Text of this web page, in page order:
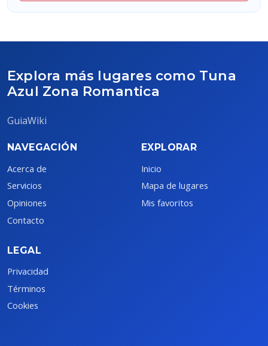
Explora más lugares como Tuna
Azul Zona Romantica
GuiaWiki
NAVEGACIÓN
Acerca de
Servicios
Opiniones
Contacto
EXPLORAR
Inicio
Mapa de lugares
Mis favoritos
LEGAL
Privacidad
Términos
Cookies